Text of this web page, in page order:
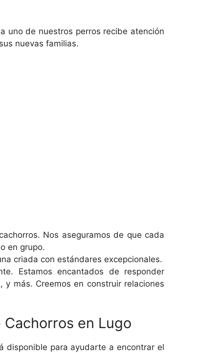
uno de nuestros perros recibe atención
nuevas familias.
Nos aseguramos de que cada
en grupo.
criada con estándares excepcionales.
Estamos encantados de responder
más. Creemos en construir relaciones
en Lugo
disponible para ayudarte a encontrar el